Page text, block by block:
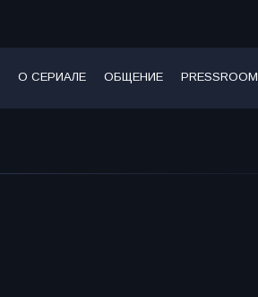
О СЕРИАЛЕ ОБЩЕНИЕ PRESSROOM